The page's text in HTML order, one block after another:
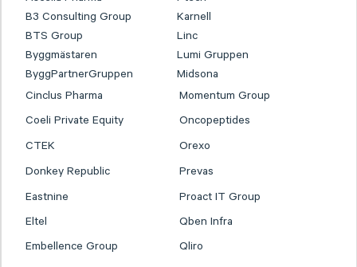
B3 Consulting Group
Karnell
BTS Group
Linc
Byggmästaren
Lumi Gruppen
ByggPartnerGruppen
Midsona
Cinclus Pharma
Momentum Group
Coeli Private Equity
Oncopeptides
CTEK
Orexo
Donkey Republic
Prevas
Eastnine
Proact IT Group
Eltel
Qben Infra
Embellence Group
Qliro